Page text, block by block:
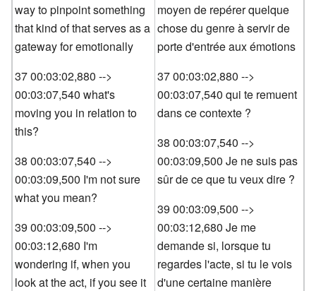
way to pinpoint something
that kind of that serves as a
gateway for emotionally
37 00:03:02,880 -->
00:03:07,540 what's
moving you in relation to
this?
38 00:03:07,540 -->
00:03:09,500 I'm not sure
what you mean?
39 00:03:09,500 -->
00:03:12,680 I'm
wondering if, when you
look at the act, if you see it
moyen de repérer quelque
chose du genre à servir de
porte d'entrée aux émotions
37 00:03:02,880 -->
00:03:07,540 qui te remuent
dans ce contexte ?
38 00:03:07,540 -->
00:03:09,500 Je ne suis pas
sûr de ce que tu veux dire ?
39 00:03:09,500 -->
00:03:12,680 Je me
demande si, lorsque tu
regardes l'acte, si tu le vois
d'une certaine manière